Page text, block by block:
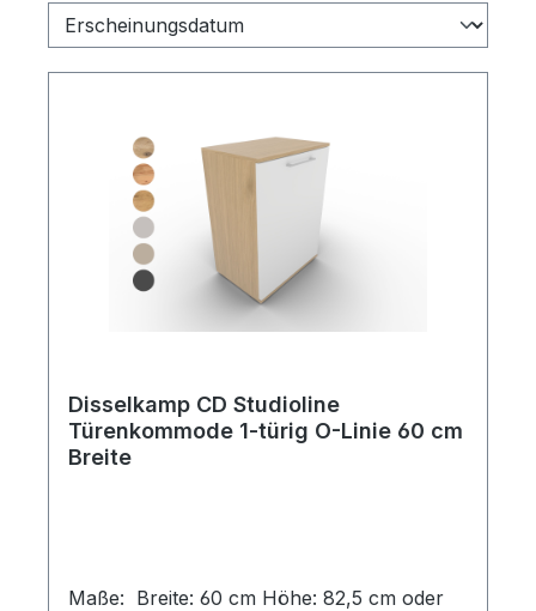
Disselkamp CD Studioline
Türenkommode 1-türig O-Linie 60 cm
Breite
Maße: Breite: 60 cm Höhe: 82,5 cm oder